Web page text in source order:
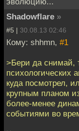
Shadowflare »
#5 | 30.08.13 02:46
Кому: shhmn, #1
>Бери да снимай,
психологических
куда посмотрел,
крупным планом
более-менее
событиями во